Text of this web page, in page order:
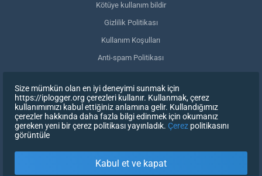
Kötüye kullanım bildir
Gizlilik Politikası
Kullanım Koşulları
Anti-spam Politikası
Verilerimi sil
Onayınızı geri çekin
Size mümkün olan en iyi deneyimi sunmak için
https://iplogger.org çerezleri kullanır. Kullanmak, çerez
kullanımımızı kabul ettiğiniz anlamına gelir. Kullandığımız
çerezler hakkında daha fazla bilgi edinmek için okumanız
gereken yeni bir çerez politikası yayınladık. Çerez politikasını
görüntüle
Kabul et ve kapat